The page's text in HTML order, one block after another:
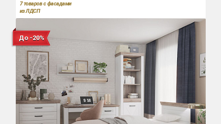
7 товаров с фасадами
из ЛДСП
До -20%